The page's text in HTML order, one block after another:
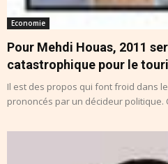
Economie
Pour Mehdi Houas, 2011
catastrophique pour le
Il est des propos qui font froid dans
prononcés par un décideur politique.